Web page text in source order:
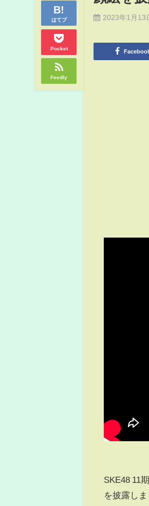
はてブ
Pocket
Feedly
2023年1月13
SKE48 11
を披露しま